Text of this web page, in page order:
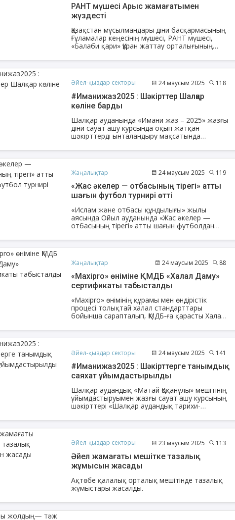
РАНТ мүшесі Арыс жамағатымен
жүздесті
Қазақстан мұсылмандары діни басқармасының
Ғұламалар кеңесінің мүшесі, РАНТ мүшесі,
«Балаби қари» Құран жаттау орталығының
сапармен Түркістан облысы, Арыс өңірінде
болды.
Әйел-қыздар секторы 24 маусым 2025 118
#Иманижаз2025 : Шәкірттер Шалқар
көліне барды
Шалқар ауданында «Имани жаз – 2025» жазғы
діни сауат ашу курсында оқып жатқан
шәкірттерді ынталандыру мақсатында
Жаңалықтар 24 маусым 2025 119
«Жас әкелер — отбасының тірегі» атты
шағын футбол турнирі өтті
«Ислам және отбасы құндылығы» жылы
аясында Ойыл ауданында «Жас әкелер —
отбасының тірегі» атты шағын футболдан
Жаңалықтар 24 маусым 2025 88
«Maxipro» өніміне ҚМДБ «Халал Даму»
сертификаты табысталды
«Maxipro» өнімінің құрамы мен өндірістік
процесі толықтай халал стандарттары
бойынша сарапталып, ҚМДБ-ға қарасты Халал
Әйел-қыздар секторы 24 маусым 2025 141
#Иманижаз2025 : Шәкірттерге танымдық
саяхат ұйымдастырылды
Шалқар аудандық «Матай Қоқанұлы» мешітінің
ұйымдастыруымен жазғы сауат ашу курсының
шәкірттері «Шалқар аудандық тарихи-
№3 кітапханасына» барды.
Әйел-қыздар секторы 23 маусым 2025 113
Әйел жамағаты мешітке тазалық
жұмысын жасады
Ақтөбе қалалық орталық мешітінде тазалық
жұмыстары жасалды.
АҚИДА ДӘРІСТЕРІ
Шынболат Үмбетов
""Ақтөбе қалалық орталық" мешітінің
наиб имамы
ТІКЕЛЕЙ ЭФИРДЕ
Аптаның сенбі күндері сағат
21:00 (Ақтөбе уақытымен)
Біздің nur_gasyr Instagram
парақшамызда
ФИҚҺ ДӘРІСТЕРІ
Нұрбол Смағұлов
""Нұр Ғасыр" облыстық мешітінің
наиб имамы
Аптаның сәрсенбі күндері сағат
21:00 (Ақтөбе уақытымен)
Біздің nur_gasyr Instagram
парақшамызда